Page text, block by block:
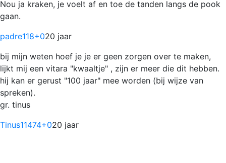
Nou ja kraken, je voelt af en toe de tanden langs de pook
gaan.
padre118+020 jaar
bij mijn weten hoef je je er geen zorgen over te maken,
lijkt mij een vitara "kwaaltje" , zijn er meer die dit hebben.
hij kan er gerust "100 jaar" mee worden (bij wijze van
spreken).
gr. tinus
Tinus11474+020 jaar